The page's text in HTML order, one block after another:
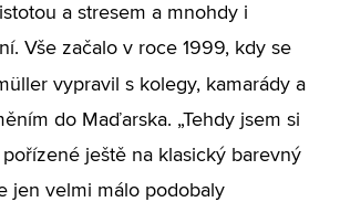
a stresem a mnohdy i
Vše začalo v roce 1999, kdy se
vypravil s kolegy, kamarády a
do Maďarska. „Tehdy jsem si
ještě na klasický barevný
jen velmi málo podobaly